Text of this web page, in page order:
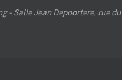
- Salle Jean Depoortere, rue